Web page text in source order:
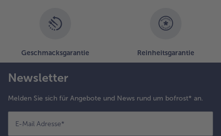
Geschmacksgarantie Reinheitsgarantie
Newsletter
Melden Sie sich für Angebote und News rund um bofrost* an.
E-Mail Adresse*